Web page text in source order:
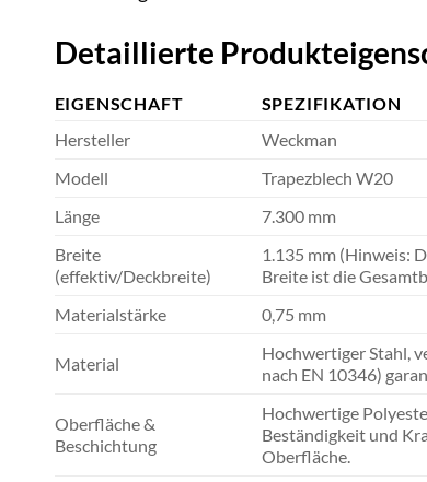
Detaillierte
EIGENSCHAFT
SPEZIFIKATION
Hersteller
Weckman
Modell
Trapezblech W20
Länge
7.300 mm
Breite
(effektiv/Deckbreite)
1.135 mm (Hinweis:
Breite ist die
Materialstärke
0,75 mm
Material
Hochwertiger Stahl,
nach EN 10346)
Oberfläche &
Beschichtung
Hochwertige
Beständigkeit und
Oberfläche.